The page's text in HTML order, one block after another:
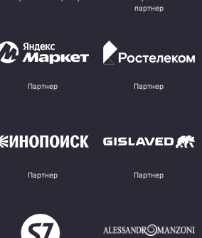
партнер
Партнер Партнер
Партнер Партнер